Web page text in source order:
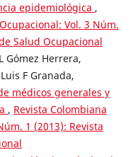
epidemiológica ,
Vol. 3 Núm.
Salud Ocupacional
Gómez Herrera,
F Granada,
médicos generales y
, Revista Colombiana
1 (2013): Revista